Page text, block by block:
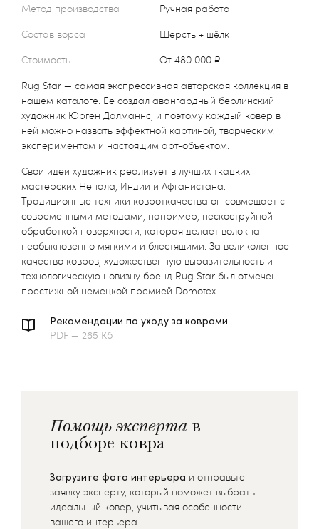
Метод производства
Ручная работа
Состав ворса
Шерсть + шёлк
Стоимость
от 480 000 ₽
Rug Star — самая экспрессивная авторская коллекция в
нашем каталоге. Её создал авангардный берлинский
художник Юрген Далманнс, и поэтому каждый ковер в
ней можно назвать эффектной картиной, творческим
экспериментом и настоящим арт-объектом.
Свои идеи художник реализует в лучших ткацких
мастерских Непала, Индии и Афганистана.
Традиционные техники ковроткачества он совмещает с
современными методами, например, пескоструйной
обработкой поверхности, которая делает волокна
необыкновенно мягкими и блестящими. За великолепное
качество ковров, художественную выразительность и
технологическую новизну бренд Rug Star был отмечен
престижной немецкой премией Domotex.
Рекомендации по уходу за коврами
PDF — 265 Кб
Помощь эксперта в
подборе ковра
Загрузите фото интерьера и отправьте
заявку эксперту, который поможет выбрать
идеальный ковер, учитывая особенности
вашего интерьера.